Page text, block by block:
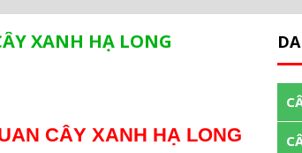
XANH HẠ LONG
CÂY XANH HẠ LONG